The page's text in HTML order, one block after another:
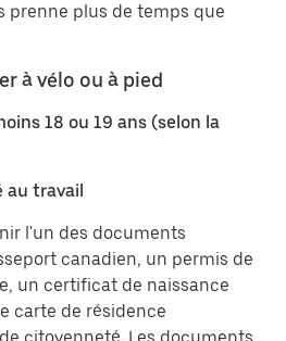
prenne plus de temps que
à vélo ou à pied
18 ou 19 ans (selon la
au travail
l'un des documents
canadien, un permis de
un certificat de naissance
carte de résidence